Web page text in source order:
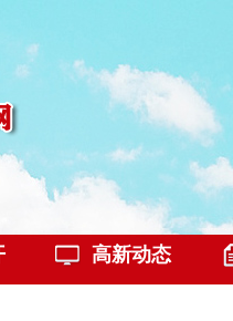
高新动态